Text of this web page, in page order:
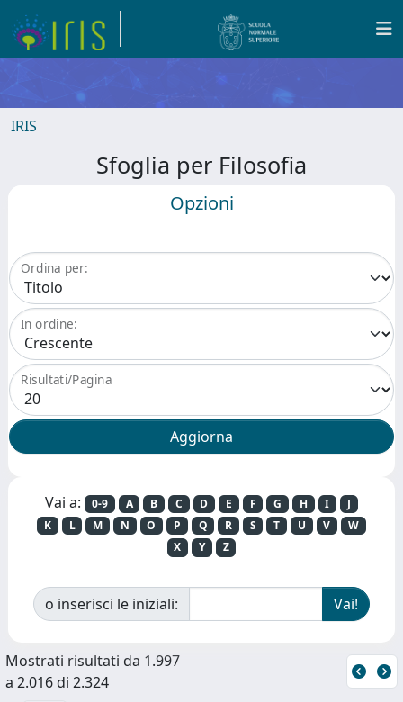
IRIS
Sfoglia per Filosofia
Opzioni
Ordina per:
In ordine:
Risultati/Pagina
Vai a: 0-9 A B C D E F G H I
J
K
L M N O P Q R S T U V
W
X
Y Z
o inserisci le iniziali:
Mostrati risultati da 1.997
a 2.016 di 2.324